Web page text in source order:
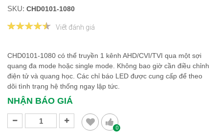
SKU: CHD0101-1080
Viết đánh giá
CHD0101-1080 có thể truyền 1 kênh AHD/CVI/TVI qua một sợi
quang đa mode hoặc single mode. Không bao giờ cần điều chỉnh
điện tử và quang học. Các chỉ báo LED được cung cấp để theo
dõi tình trạng hệ thống ngay lập tức.
NHẬN BÁO GIÁ
0